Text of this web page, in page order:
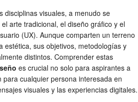
disciplinas visuales, a menudo se
arte tradicional, el diseño gráfico y el
(UX). Aunque comparten un terreno
estética, sus objetivos, metodologías y
distintos. Comprender estas
es crucial no solo para aspirantes a
cualquier persona interesada en
visuales y las experiencias digitales.